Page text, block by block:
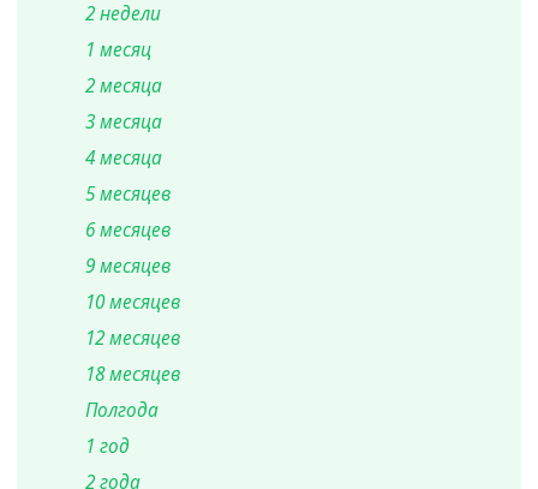
2 недели
1 месяц
2 месяца
3 месяца
4 месяца
5 месяцев
6 месяцев
9 месяцев
10 месяцев
12 месяцев
18 месяцев
Полгода
1 год
2 года